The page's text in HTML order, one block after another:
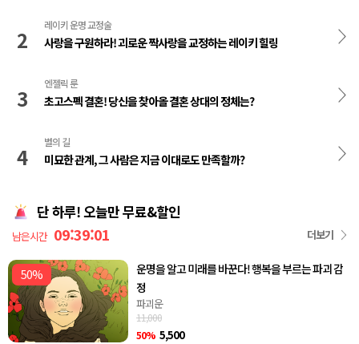
2
레이키 운명 교정술
사랑을 구원하라! 괴로운 짝사랑을 교정하는 레이키 힐링
3
엔젤릭 룬
초고스펙 결혼! 당신을 찾아올 결혼 상대의 정체는?
4
별의 길
미묘한 관계, 그 사람은 지금 이대로도 만족할까?
단 하루! 오늘만 무료&할인
남은시간 09:39:00 더보기
50%
운명을 알고 미래를 바꾼다! 행복을 부르는 파괴 감
정
파괴운
11,000
50% 5,500